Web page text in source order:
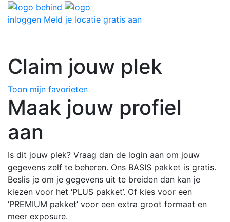
inloggen Meld je locatie gratis aan
Claim jouw plek
Toon mijn favorieten
Maak jouw profiel
aan
Is dit jouw plek? Vraag dan de login aan om jouw
gegevens zelf te beheren. Ons BASIS pakket is gratis.
Beslis je om je gegevens uit te breiden dan kan je
kiezen voor het ‘PLUS pakket’. Of kies voor een
‘PREMIUM pakket’ voor een extra groot formaat en
meer exposure.